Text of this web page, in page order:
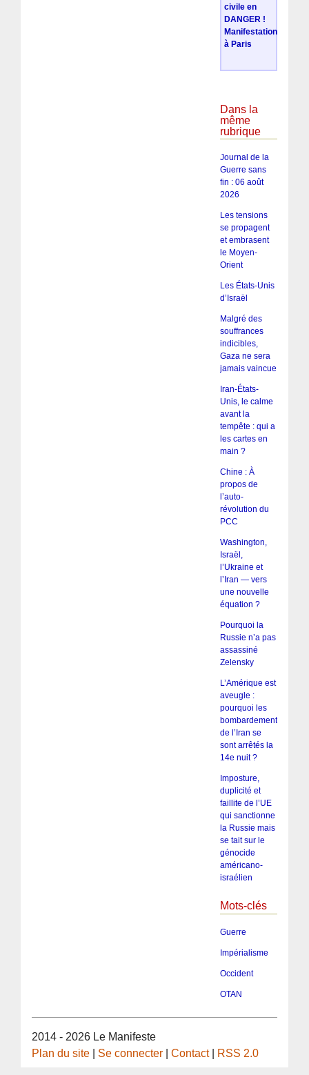
civile en
DANGER !
Manifestation
à Paris
Dans la
même
rubrique
Journal de la
Guerre sans
fin : 06 août
2026
Les tensions
se propagent
et embrasent
le Moyen-
Orient
Les États-Unis
d’Israël
Malgré des
souffrances
indicibles,
Gaza ne sera
jamais vaincue
Iran-États-
Unis, le calme
avant la
tempête : qui a
les cartes en
main ?
Chine : À
propos de
l’auto-
révolution du
PCC
Washington,
Israël,
l’Ukraine et
l’Iran — vers
une nouvelle
équation ?
Pourquoi la
Russie n’a pas
assassiné
Zelensky
L’Amérique est
aveugle :
pourquoi les
bombardements
de l’Iran se
sont arrêtés la
14e nuit ?
Imposture,
duplicité et
faillite de l’UE
qui sanctionne
la Russie mais
se tait sur le
génocide
américano-
israélien
Mots-clés
Guerre
Impérialisme
Occident
OTAN
2014 - 2026 Le Manifeste
Plan du site
Se connecter |Contact| RSS 2.0